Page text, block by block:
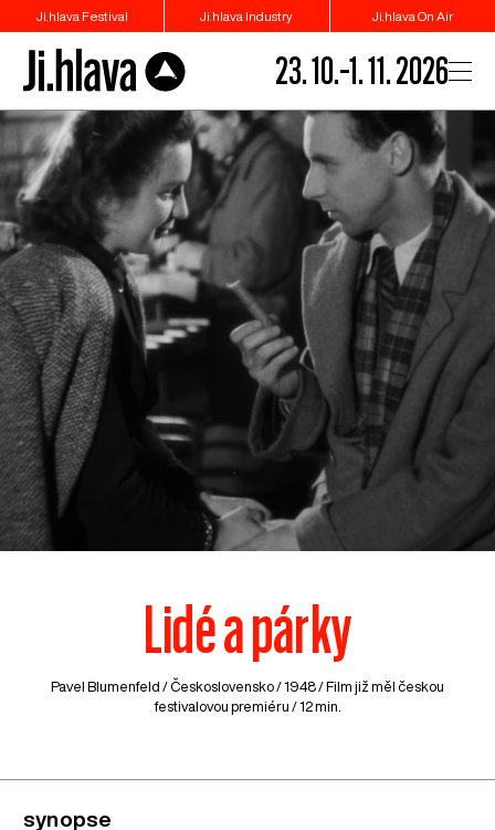
Ji.hlava Festival Ji.hlava Industry Ji.hlava On Air
23. 10.–1. 11. 2026
Lidé a párky
Pavel Blumenfeld /Československo/ 1948 / Film již měl českou
festivalovou premiéru / 12 min.
synopse